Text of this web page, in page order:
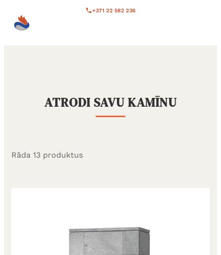
uz
saturu
+371 22 582 236
Somu krāsnis
ATRODI SAVU KAMĪNU
Rāda 13 produktus